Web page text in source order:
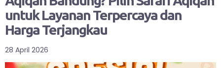
untuk Layanan Terpercaya dan
Harga Terjangkau
28 April 2026